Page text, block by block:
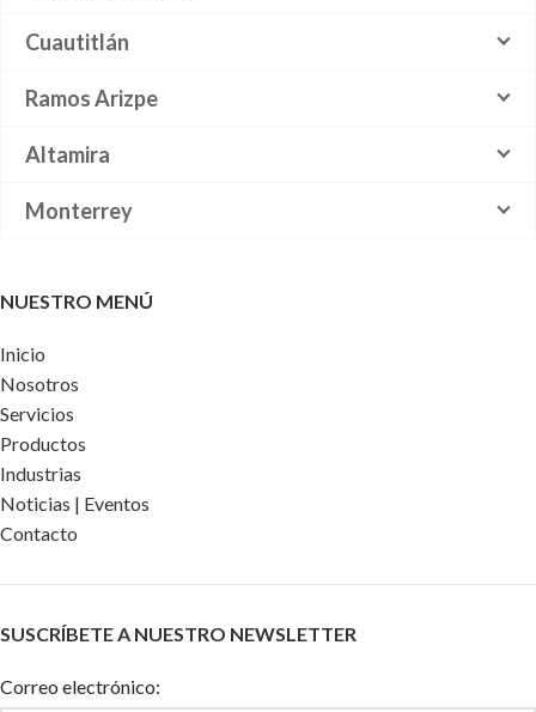
Cuautitlán
Ramos Arizpe
Altamira
Monterrey
NUESTRO MENÚ
Inicio
Nosotros
Servicios
Productos
Industrias
Noticias | Eventos
Contacto
SUSCRÍBETE A NUESTRO NEWSLETTER
Correo electrónico: